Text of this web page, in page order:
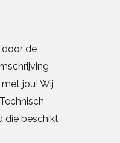
de
jou! Wij
die beschikt